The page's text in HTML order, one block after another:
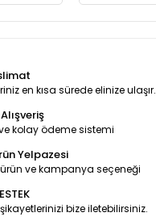
en kısa sürede elinize ulaşır.
kolay ödeme sistemi
Yelpazesi
ve kampanya seçeneği
bize iletebilirsiniz.